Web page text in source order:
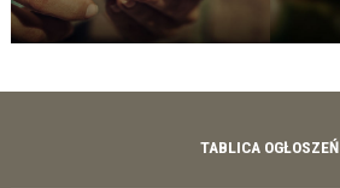
TABLICA OGŁOSZEŃ